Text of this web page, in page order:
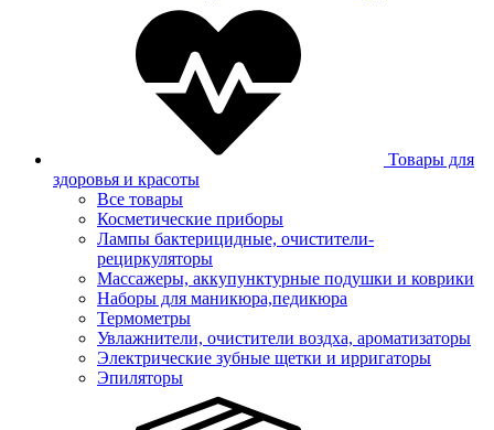
Товары для
здоровья и красоты
Все товары
Косметические приборы
Лампы бактерицидные, очистители-
рециркуляторы
Массажеры, аккупунктурные подушки и коврики
Наборы для маникюра,педикюра
Термометры
Увлажнители, очистители воздха, ароматизаторы
Электрические зубные щетки и ирригаторы
Эпиляторы